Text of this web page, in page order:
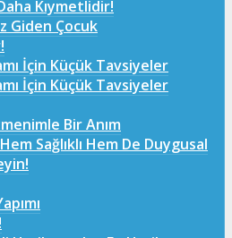
Kıymetlidir!
Giden Çocuk
İçin Küçük Tavsiyeler
İçin Küçük Tavsiyeler
Bir Anım
Hem Sağlıklı Hem De Duygusal